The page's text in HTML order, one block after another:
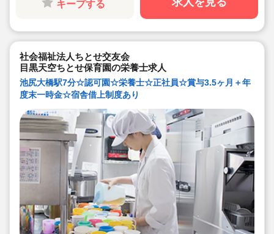
る制度も導入されています。
◇子どもたちの考えや、それぞれのペースを大事にした
◇スタッフが自然とお互いに助け合える風土の当法人。
研修で教えるだけでなく、先輩スタッフが日々丁寧にフ
ォローします♪
キープする
社会福祉法人ちとせ交友会
目黒天空ちとせ保育園の栄養士求人
池尻大橋駅7分☆認可園☆栄養士☆正社員☆賞与3.5ヶ月＋年
度末一時金☆宿舎借上制度あり